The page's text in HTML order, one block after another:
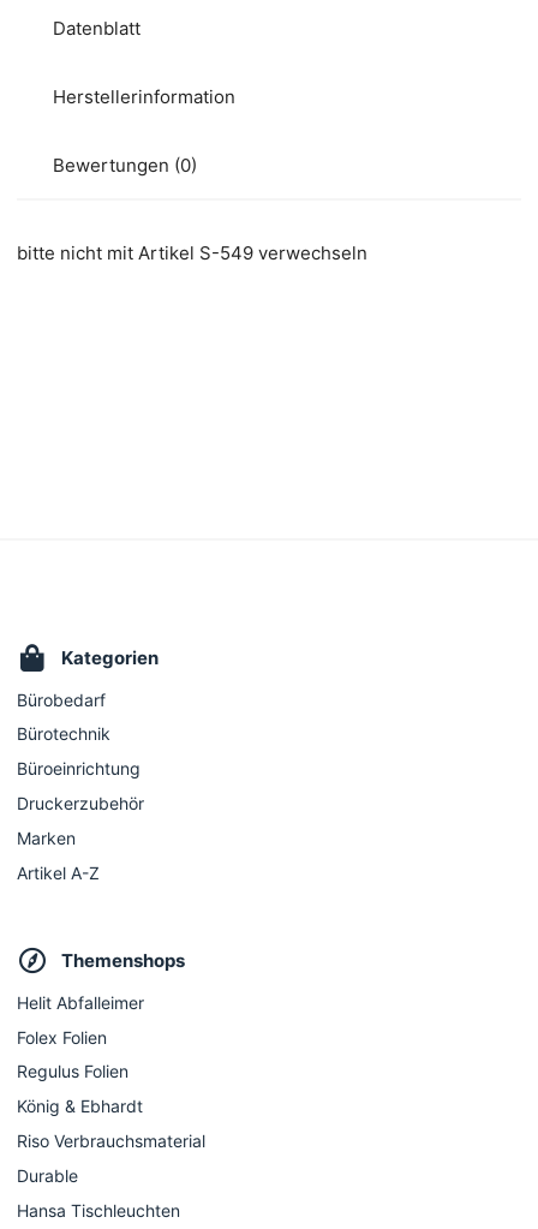
Datenblatt
Herstellerinformation
Bewertungen (0)
bitte nicht mit Artikel S-549 verwechseln
Kategorien
Bürobedarf
Bürotechnik
Büroeinrichtung
Druckerzubehör
Marken
Artikel A-Z
Themenshops
Helit Abfalleimer
Folex Folien
Regulus Folien
König & Ebhardt
Riso Verbrauchsmaterial
Durable
Hansa Tischleuchten